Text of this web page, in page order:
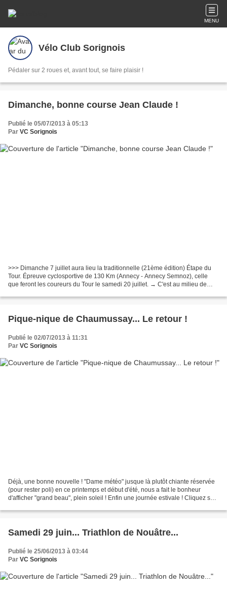
MENU
Vélo Club Sorignois
Pédaler sur 2 roues et, avant tout, se faire plaisir !
Dimanche, bonne course Jean Claude !
Publié le 05/07/2013 à 05:13
Par VC Sorignois
>>> Dimanche 7 juillet aura lieu la traditionnelle (21ème édition) Étape du
Tour. Épreuve cyclosportive de 130 Km (Annecy - Annecy Semnoz), celle
que feront les coureurs du Tour le samedi 20 juillet. → C'est au milieu de
Pique-nique de Chaumussay... Le retour !
Publié le 02/07/2013 à 11:31
Par VC Sorignois
Déjà, une bonne nouvelle ! "Dame météo" jusque là plutôt chiante réservée
(pour rester poli) en ce printemps et début d'été, nous a fait le bonheur
d'afficher "grand beau", plein soleil ! Enfin une journée estivale ! Cliquez sur
Samedi 29 juin... Triathlon de Nouâtre...
Publié le 25/06/2013 à 03:44
Par VC Sorignois